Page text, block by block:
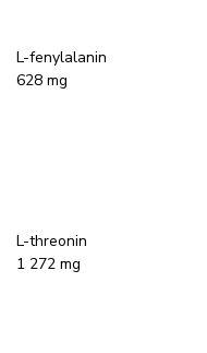
L-fenylalanin
628 mg
L-threonin
1 272 mg